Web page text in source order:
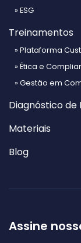
» ESG
Treinamentos
» Plataforma
» Ética e
» Gestão em
Diagnóstico de
Materiais
Blog
Assine